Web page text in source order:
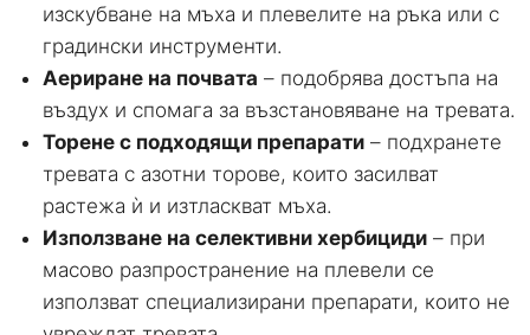
изскубване на мъха и плевелите на ръка или с
градински инструменти.
Аериране на почвата – подобрява достъпа на
въздух и спомага за възстановяване на тревата.
Торене с подходящи препарати– подхранете
тревата с азотни торове, които засилват
растежа ѝ и изтласкват мъха.
Използване на селективни хербициди– при
масово разпространение на плевели се
използват специализирани препарати, които не